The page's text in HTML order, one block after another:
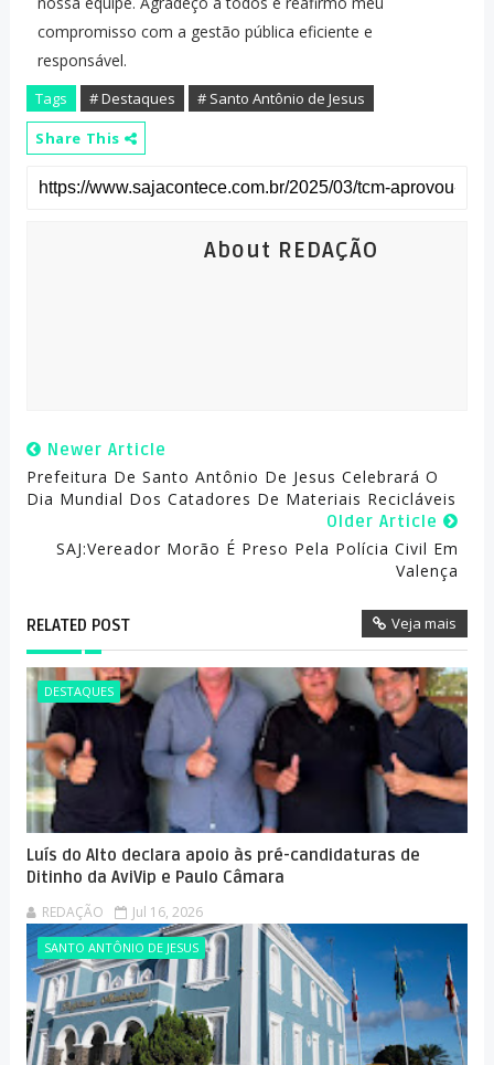
compromisso com a gestão pública eficiente e
responsável.
Tags # Destaques
# Santo Antônio de Jesus
Share This
About REDAÇÃO
Newer Article
Prefeitura De Santo Antônio De Jesus Celebrará O
Dia Mundial Dos Catadores De Materiais Recicláveis
Older Article
SAJ:Vereador Morão É Preso Pela Polícia Civil Em
Valença
RELATED POST Veja mais
DESTAQUES
Luís do Alto declara apoio às pré-candidaturas de
Ditinho da AviVip e Paulo Câmara
REDAÇÃO Jul 16, 2026
SANTO ANTÔNIO DE JESUS